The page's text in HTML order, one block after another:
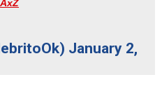
January 2,